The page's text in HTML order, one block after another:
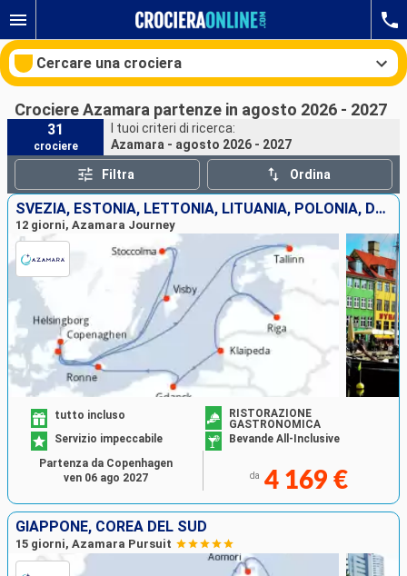
Cercare una crociera
Le nostre destinazioni
Mesi di partenza
Porti Compagnie
Ricerca
Crociere Azamara partenze in agosto 2026 - 2027
31
crociere
I tuoi criteri di ricerca:
Azamara - agosto 2026 - 2027
Filtra Ordina
SVEZIA, ESTONIA, LETTONIA, LITUANIA, POLONIA, DANIMARCA
12 giorni, Azamara Journey
tutto incluso
RISTORAZIONE
GASTRONOMICA
Servizio impeccabile
Bevande All-Inclusive
da 4 169 €
Partenza da Copenhagen
ven 06 ago 2027
GIAPPONE, COREA DEL SUD
15 giorni, Azamara Pursuit